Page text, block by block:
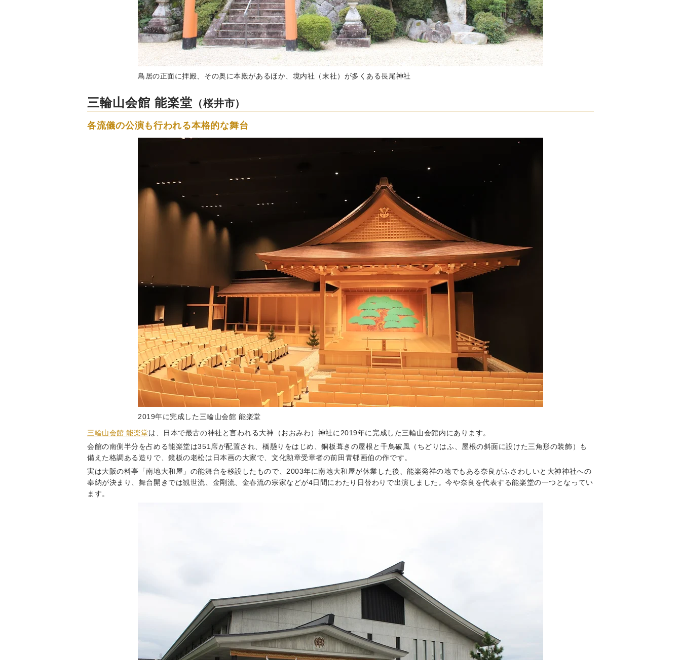
鳥居の正面に拝殿、その奥に本殿があるほか、境内社（末社）が多くある長尾神社
三輪山会館 能楽堂 （桜井市）
各流儀の公演も行われる本格的な舞台
2019年に完成した三輪山会館 能楽堂
三輪山会館 能楽堂は、日本で最古の神社と言われる大神（おおみわ）神社に2019年に完成した三輪山会館内にあります。
会館の南側半分を占める能楽堂は351席が配置され、橋懸りをはじめ、銅板葺きの屋根と千鳥破風（ちどりはふ、屋根の斜面に設けた三角形の装飾）も
備えた格調ある造りで、鏡板の老松は日本画の大家で、文化勲章受章者の前田青邨画伯の作です。
実は大阪の料亭「南地大和屋」の能舞台を移設したもので、2003年に南地大和屋が休業した後、能楽発祥の地でもある奈良がふさわしいと大神神社への
奉納が決まり、舞台開きでは観世流、金剛流、金春流の宗家などが4日間にわたり日替わりで出演しました。今や奈良を代表する能楽堂の一つとなってい
ます。